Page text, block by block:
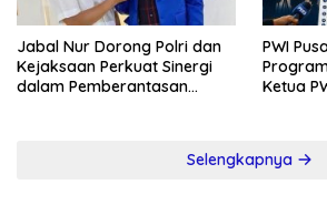
Jabal Nur Dorong Polri dan
Kejaksaan Perkuat Sinergi
dalam Pemberantasan
PWI
Ketua
Selengkapnya